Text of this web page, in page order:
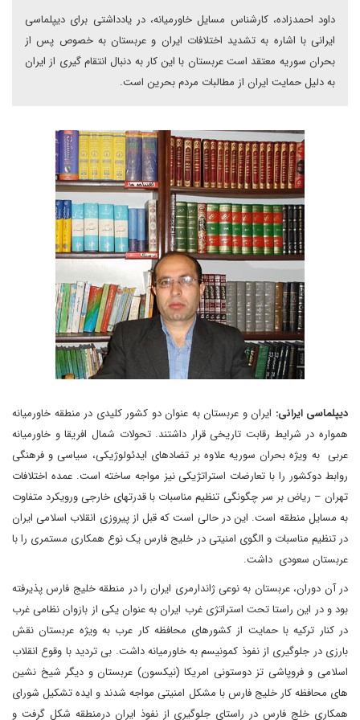
داود احمدزاده، کارشناس مسایل خاورمیانه، در یادداشتی برای دیپلماسی
ایرانی با اشاره به تشدید اختلافات ایران و عربستان به خصوص پس از
بحران سوریه معتقد است عربستان با این کار به دنبال انتقام گیری از ایران
به دلیل حمایت ایران از مطالبات مردم بحرین است.
دیپلماسی ایرانی: ایران و عربستان به عنوان دو کشور کلیدی در منطقه خاورمیانه
همواره در شرایط رقابت تاریخی قرار داشتند. تحولات شمال افریقا و خاورمیانه
عربی به ویژه بحران سوریه علاوه بر تضادهای ایدئولوژیکی، سیاسی و فرهنگی
روابط دوکشور را با تعارضات استراتژیکی نیز مواجه ساخته است. عمده اختلافات
تهران – ریاض بر سر چگونگی تنظیم مناسبات با قدرتهای خارجی ورویکرد متفاوت
به مسایل منطقه است. این در حالی است که قبل از پیروزی انقلاب اسلامی ایران
در تنظیم مناسبات و الگوی امنیتی در خلیج فارس یک نوع همکاری مستمری را با
عربستان سعودی داشت.
در آن دوران، عربستان به نوعی ژاندارمری ایران را در منطقه خلیج فارس پذیرفته
بود و در این راستا تحت استراتژی غرب ایران به عنوان یکی از بازوان نظامی غرب
در کنار ترکیه با حمایت از کشورهای محافظه کار عرب به ویژه عربستان نقش
بارزی در جلوگیری از نفوذ کمونیسم به خاورمیانه داشت. بی تردید با وقوع انقلاب
اسلامی و فروپاشی تز دوستونی امریکا (نیکسون) عربستان و دیگر شیخ نشین
های محافظه کار خلیج فارس با مشکل امنیتی مواجه شدند و ایده تشکیل شورای
همکاری خلج فارس در راستای جلوگیری از نفوذ ایران درمنطقه شکل گرفت و